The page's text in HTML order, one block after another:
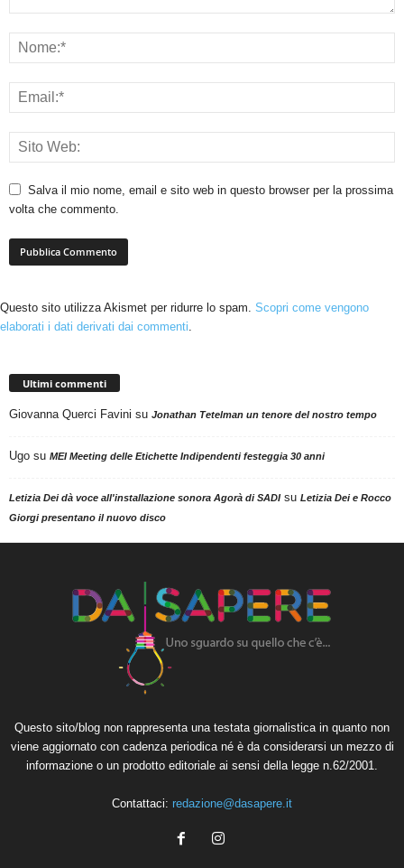
Salva il mio nome, email e sito web in questo browser per la prossima
volta che commento.
Questo sito utilizza Akismet per ridurre lo spam. Scopri come vengono
elaborati i dati derivati dai commenti.
Ultimi commenti
Giovanna Querci Favini su Jonathan Tetelman un tenore del nostro tempo
Ugo su MEI Meeting delle Etichette Indipendenti festeggia 30 anni
Letizia Dei dà voce all'installazione sonora Agorà di SADIsu Letizia Dei e Rocco
Giorgi presentano il nuovo disco
Questo sito/blog non rappresenta una testata giornalistica in quanto non
viene aggiornato con cadenza periodica né è da considerarsi un mezzo di
informazione o un prodotto editoriale ai sensi della legge n.62/2001.
Contattaci: redazione@dasapere.it